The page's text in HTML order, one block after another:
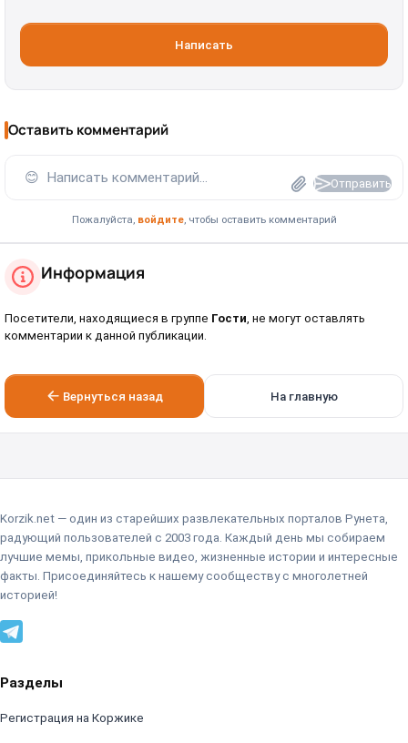
Написать
Оставить комментарий
😊 Написать комментарий... Отправить
Пожалуйста, войдите, чтобы оставить комментарий
Информация
Посетители, находящиеся в группе Гости, не могут оставлять
комментарии к данной публикации.
Вернуться назад На главную
Korzik.net — один из старейших развлекательных порталов Рунета,
радующий пользователей с 2003 года. Каждый день мы собираем
лучшие мемы, прикольные видео, жизненные истории и интересные
факты. Присоединяйтесь к нашему сообществу с многолетней
историей!
Разделы
Регистрация на Коржике